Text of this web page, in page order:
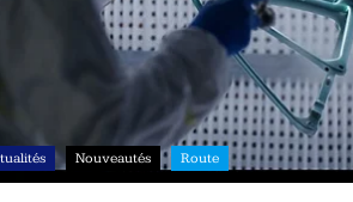
Nouveautés Route